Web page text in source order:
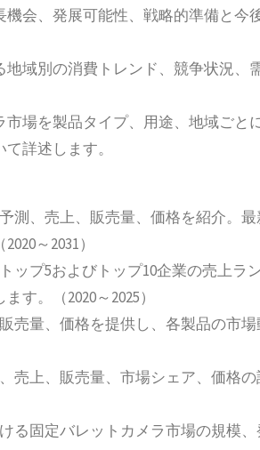
会、発展可能性、戦略的準備と今
域別の消費トレンド、競争状況、
場を製品タイプ、用途、地域ごと
詳述します。
、売上、販売量、価格を紹介。最
～2031）
ップ5およびトップ10企業の売上ラ
す。（2020～2025）
売量、価格を提供し、各製品の市場
売上、販売量、市場シェア、価格の
る固定バレットカメラ市場の規模